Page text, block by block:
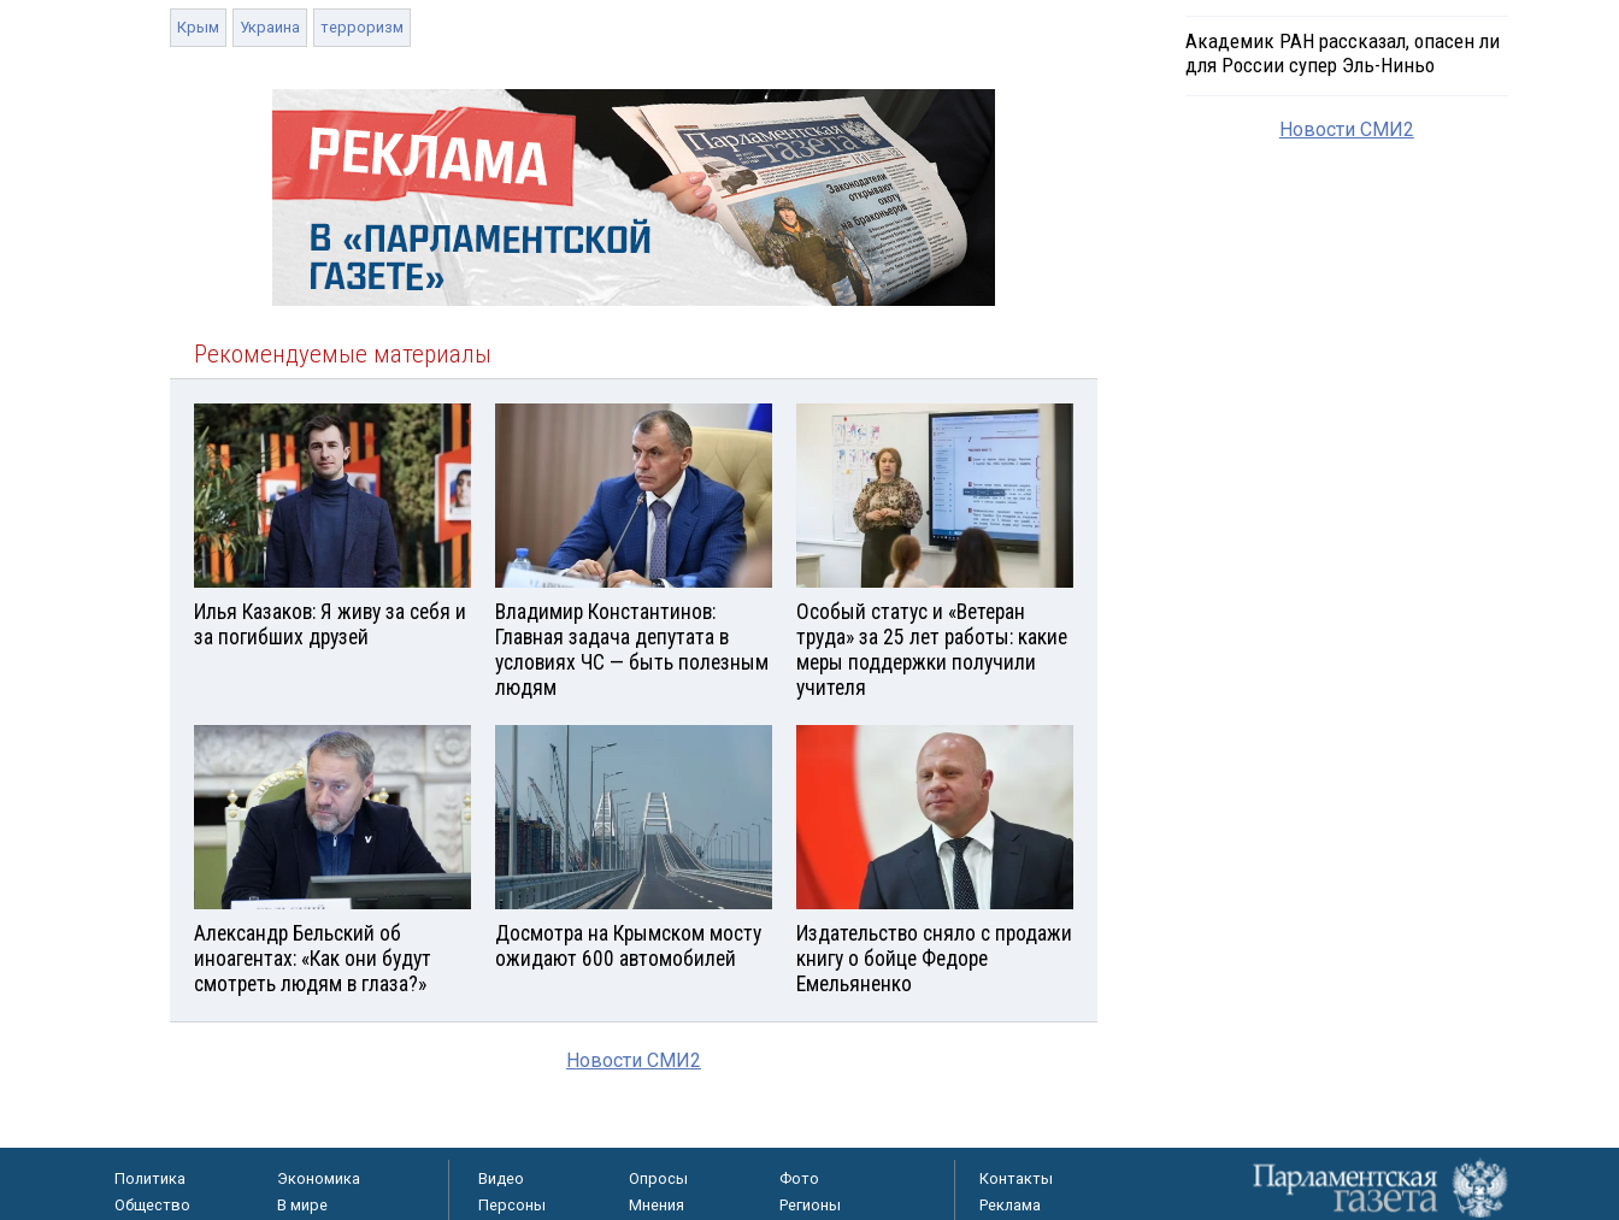
Крым Украина терроризм
Рекомендуемые материалы
Илья Казаков: Я живу за себя и
за погибших друзей
Владимир Константинов:
Главная задача депутата в
условиях ЧС — быть полезным
людям
Особый статус и «Ветеран
труда» за 25 лет работы: какие
меры поддержки получили
учителя
Александр Бельский об
иноагентах: «Как они будут
смотреть людям в глаза?»
Досмотра на Крымском мосту
ожидают 600 автомобилей
Издательство сняло с продажи
книгу о бойце Федоре
Емельяненко
Новости СМИ2
Академик РАН рассказал, опасен ли
для России супер Эль-Ниньо
Новости СМИ2
Политика
Экономика
Общество
В мире
Видео Опросы
Фото
Персоны
Мнения Регионы
Контакты
Реклама